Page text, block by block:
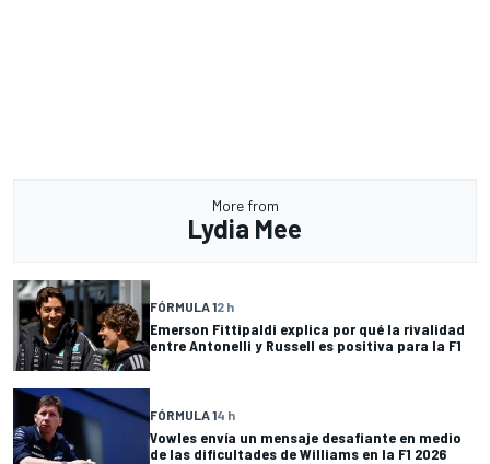
More from
Lydia Mee
FÓRMULA 12 h
Emerson Fittipaldi explica por qué la rivalidad
entre Antonelli y Russell es positiva para la F1
FÓRMULA 14 h
Vowles envía un mensaje desafiante en medio
de las dificultades de Williams en la F1 2026